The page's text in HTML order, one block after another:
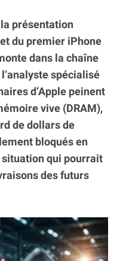
présentation
du premier iPhone
dans la chaîne
spécialisé
d’Apple peinent
vive (DRAM),
de dollars de
bloqués en
qui pourrait
des futurs